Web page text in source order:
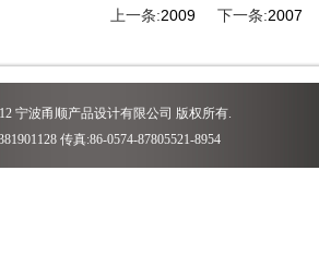
下一条:2007
上一条:2009
宁波甬顺产品设计有限公司 版权所有.
传真:86-0574-87805521-8954